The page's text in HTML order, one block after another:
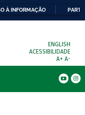
À INFORMAÇÃO
ENGLISH
ACESSIBILIDADE
A+ A-